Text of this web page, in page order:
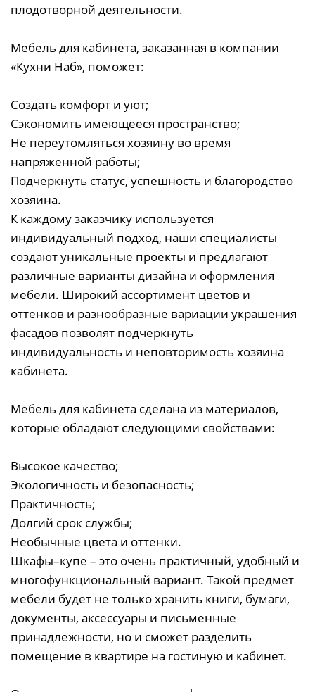
плодотворной деятельности.
Мебель для кабинета, заказанная в компании
«Кухни Наб», поможет:
Создать комфорт и уют;
Сэкономить имеющееся пространство;
Не переутомляться хозяину во время
напряженной работы;
Подчеркнуть статус, успешность и благородство
хозяина.
К каждому заказчику используется
индивидуальный подход, наши специалисты
создают уникальные проекты и предлагают
различные варианты дизайна и оформления
мебели. Широкий ассортимент цветов и
оттенков и разнообразные вариации украшения
фасадов позволят подчеркнуть
индивидуальность и неповторимость хозяина
кабинета.
Мебель для кабинета сделана из материалов,
которые обладают следующими свойствами:
Высокое качество;
Экологичность и безопасность;
Практичность;
Долгий срок службы;
Необычные цвета и оттенки.
Шкафы–купе – это очень практичный, удобный и
многофункциональный вариант. Такой предмет
мебели будет не только хранить книги, бумаги,
документы, аксессуары и письменные
принадлежности, но и сможет разделить
помещение в квартире на гостиную и кабинет.